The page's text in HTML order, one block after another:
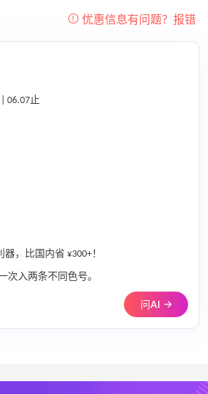
06.07止
，比国内省 ¥300+！
次入两条不同色号。
问AI →
Sandro us：限时闪促！法式美衣精选
低至2折 千鸟格连衣裙$95
Little Spoon：全品类婴童食品特惠！科学
守护宝宝每一步成长
Nugnes INT：夏日大牌促销！关注巴黎世
低至5折